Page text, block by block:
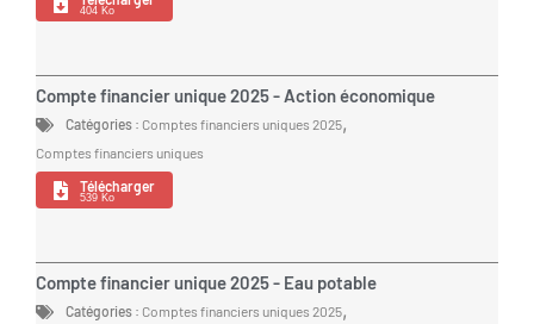
404 Ko
Compte financier unique 2025 - Action économique
Catégories : Comptes financiers uniques 2025,
Comptes financiers uniques
Télécharger
539 Ko
Compte financier unique 2025 - Eau potable
Catégories : Comptes financiers uniques 2025,